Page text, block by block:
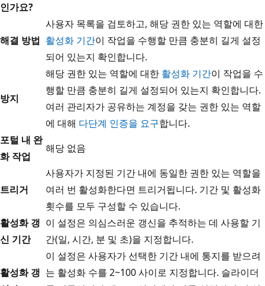
인가요?
해결 방법
사용자 목록을 검토하고, 해당 권한 있는 역할에 대한
활성화 기간이 작업을 수행할 만큼 충분히 길게 설정
되어 있는지 확인합니다.
방지
해당 권한 있는 역할에 대한 활성화 기간이 작업을 수
행할 만큼 충분히 길게 설정되어 있는지 확인합니다.
여러 관리자가 공유하는 계정을 갖는 권한 있는 역할
에 대해 다단계 인증을 요구합니다.
포털 내 완
화 작업
해당 없음
트리거
사용자가 지정된 기간 내에 동일한 권한 있는 역할을
여러 번 활성화한다면 트리거됩니다. 기간 및 활성화
횟수를 모두 구성할 수 있습니다.
활성화 갱
신 기간
이 설정은 의심스러운 갱신을 추적하는 데 사용할 기
간(일, 시간, 분 및 초)을 지정합니다.
활성화 갱
이 설정은 사용자가 선택한 기간 내에 통지를 받으려
는 활성화 수를 2~100 사이로 지정합니다. 슬라이더